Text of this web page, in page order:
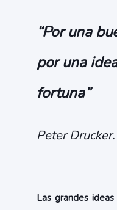
“Por una
por una
fortuna”
Peter Drucker.
Las grandes